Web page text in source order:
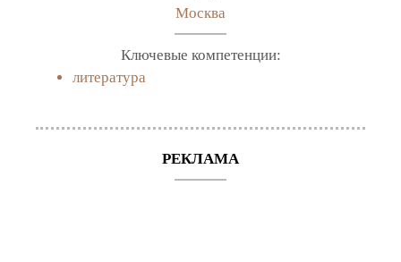
Москва
Ключевые компетенции:
литература
РЕКЛАМА